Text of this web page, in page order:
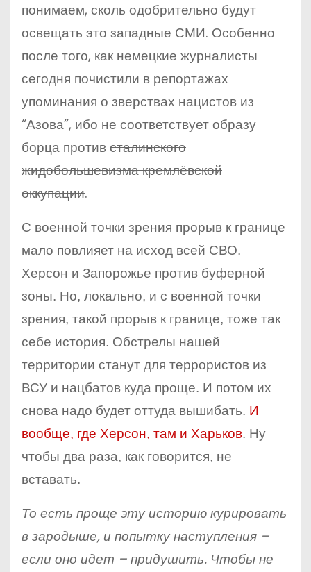
понимаем, сколь одобрительно будут
освещать это западные СМИ. Особенно
после того, как немецкие журналисты
сегодня почистили в репортажах
упоминания о зверствах нацистов из
“Азова”, ибо не соответствует образу
борца противсталинского
жидобольшевизма кремлёвской
оккупации.
С военной точки зрения прорыв к границе
мало повлияет на исход всей СВО.
Херсон и Запорожье против буферной
зоны. Но, локально, и с военной точки
зрения, такой прорыв к границе, тоже так
себе история. Обстрелы нашей
территории станут для террористов из
ВСУ и нацбатов куда проще. И потом их
снова надо будет оттуда вышибать. И
вообще, где Херсон, там и Харьков. Ну
чтобы два раза, как говорится, не
вставать.
То есть проще эту историю курировать
в зародыше, и попытку наступления –
если оно идет – придушить. Чтобы не